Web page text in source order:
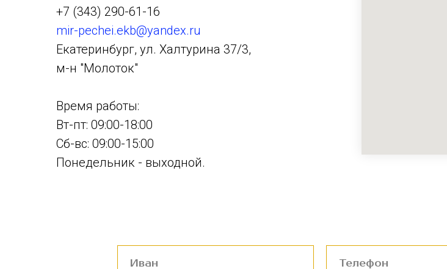
+7 (343) 290-61-16
mir-pechei.ekb@yandex.ru
Екатеринбург, ул. Халтурина 37/3,
м-н "Молоток"
Время работы:
Вт-пт: 09:00-18:00
Сб-вс: 09:00-15:00
Понедельник - выходной.